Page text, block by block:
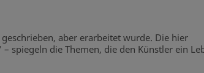
aber erarbeitet wurde. Die hier
spiegeln die Themen, die den Künstler ein